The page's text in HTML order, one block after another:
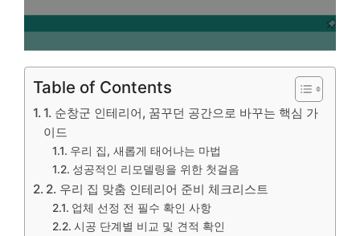
Table of Contents
1. 순창군 인테리어, 꿈꾸던 공간으로 바꾸는 핵심 가
이드
우리 집, 새롭게 태어나는 마법
성공적인 리모델링을 위한 첫걸음
2. 우리 집 맞춤 인테리어 준비 체크리스트
업체 선정 전 필수 확인 사항
시공 단계별 비교 및 견적 확인